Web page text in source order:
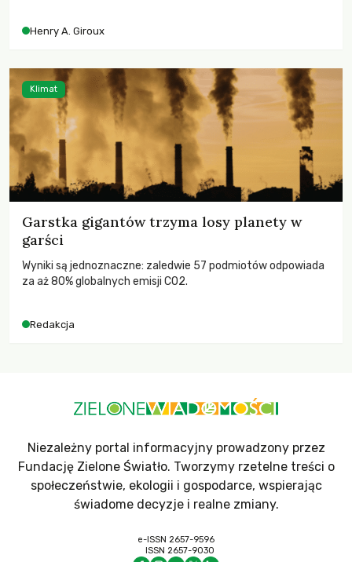
wychowają świadomych obywateli?
Henry A. Giroux
Garstka gigantów trzyma losy planety w
garści
Wyniki są jednoznaczne: zaledwie 57 podmiotów odpowiada
za aż 80% globalnych emisji CO2.
Redakcja
Klimat
Niezależny portal informacyjny prowadzony przez
Fundację Zielone Światło. Tworzymy rzetelne treści o
społeczeństwie, ekologii i gospodarce, wspierając
świadome decyzje i realne zmiany.
e-ISSN 2657-9596
ISSN 2657-9030